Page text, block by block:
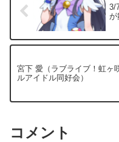
3/
が
宮下 愛（ラブライブ！虹ヶ
ルアイドル同好会）
コメント